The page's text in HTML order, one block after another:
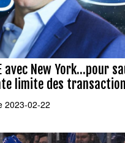
avec New York...pour
limite des
2023-02-22